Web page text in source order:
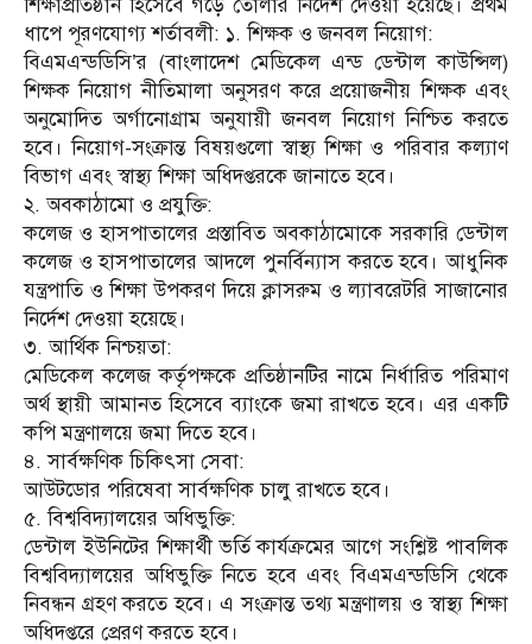
শিক্ষাপ্রতিষ্ঠান হিসেবে গড়ে তোলার নির্দেশ দেওয়া হয়েছে। প্রথম
ধাপে পূরণযোগ্য শর্তাবলী: ১. শিক্ষক ও জনবল নিয়োগ:
বিএমএন্ডডিসি’র (বাংলাদেশ মেডিকেল এন্ড ডেন্টাল কাউন্সিল)
শিক্ষক নিয়োগ নীতিমালা অনুসরণ করে প্রয়োজনীয় শিক্ষক এবং
অনুমোদিত অর্গানোগ্রাম অনুযায়ী জনবল নিয়োগ নিশ্চিত করতে
হবে। নিয়োগ-সংক্রান্ত বিষয়গুলো স্বাস্থ্য শিক্ষা ও পরিবার কল্যাণ
বিভাগ এবং স্বাস্থ্য শিক্ষা অধিদপ্তরকে জানাতে হবে।
২. অবকাঠামো ও প্রযুক্তি:
কলেজ ও হাসপাতালের প্রস্তাবিত অবকাঠামোকে সরকারি ডেন্টাল
কলেজ ও হাসপাতালের আদলে পুনর্বিন্যাস করতে হবে। আধুনিক
যন্ত্রপাতি ও শিক্ষা উপকরণ দিয়ে ক্লাসরুম ও ল্যাবরেটরি সাজানোর
নির্দেশ দেওয়া হয়েছে।
৩. আর্থিক নিশ্চয়তা:
মেডিকেল কলেজ কর্তৃপক্ষকে প্রতিষ্ঠানটির নামে নির্ধারিত পরিমাণ
অর্থ স্থায়ী আমানত হিসেবে ব্যাংকে জমা রাখতে হবে। এর একটি
কপি মন্ত্রণালয়ে জমা দিতে হবে।
৪. সার্বক্ষণিক চিকিৎসা সেবা:
আউটডোর পরিষেবা সার্বক্ষণিক চালু রাখতে হবে।
৫. বিশ্ববিদ্যালয়ের অধিভুক্তি:
ডেন্টাল ইউনিটের শিক্ষার্থী ভর্তি কার্যক্রমের আগে সংশ্লিষ্ট পাবলিক
বিশ্ববিদ্যালয়ের অধিভুক্তি নিতে হবে এবং বিএমএন্ডডিসি থেকে
নিবন্ধন গ্রহণ করতে হবে। এ সংক্রান্ত তথ্য মন্ত্রণালয় ও স্বাস্থ্য শিক্ষা
অধিদপ্তরে প্রেরণ করতে হবে।